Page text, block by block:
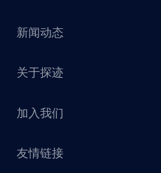
探迹 AI 触达
探迹 AI CRM
赋能计划
销售干货
探迹大数据研究院
新闻动态
关于探迹
企业介绍
联系我们
加入我们
友情链接